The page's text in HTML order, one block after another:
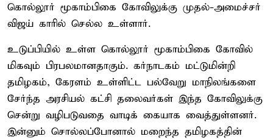
கொல்லூர் மூகாம்பிகை கோவிலுக்கு முதல்-அமைச்சர்
விஜய் காரில் செல்ல உள்ளார்.
உடுப்பியில் உள்ள கொல்லூர் மூகாம்பிகை கோவில்
மிகவும் பிரபலமானதாகும். கர்நாடகம் மட்டுமின்றி
தமிழகம், கேரளம் உள்ளிட்ட பல்வேறு மாநிலங்களை
சேர்ந்த அரசியல் கட்சி தலைவர்கள் இந்த கோவிலுக்கு
சென்று வழிபடுவதை வாடிக் கையாக வைத்துள்ளனர்.
இன்னும் சொல்லப்போனால் மறைந்த தமிழகத்தின்